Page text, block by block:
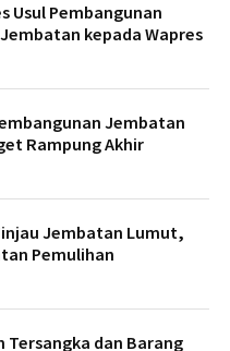
Usul Pembangunan
kepada Wapres
Jembatan
Rampung Akhir
Jembatan Lumut,
Pemulihan
Tersangka dan Barang